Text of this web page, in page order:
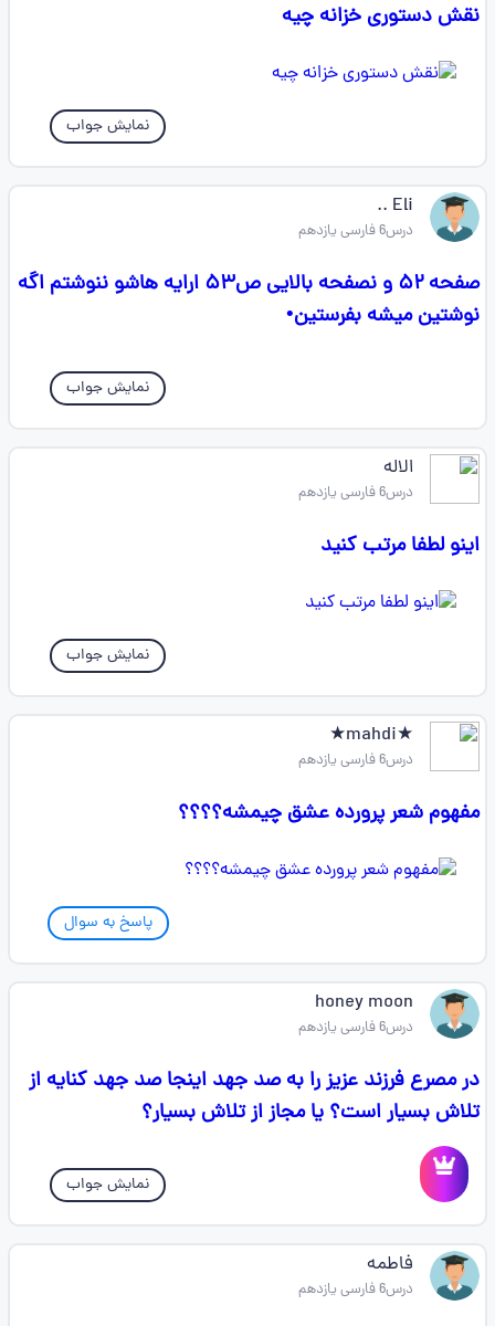
نقش دستوری خزانه چیه
نمایش جواب
Eli ..
درس6 فارسی یازدهم
صفحه ۵۲ و نصفحه بالایی ص۵۳ ارایه هاشو ننوشتم اگه
نوشتین میشه بفرستین•
نمایش جواب
الاله
درس6 فارسی یازدهم
اینو لطفا مرتب کنید
نمایش جواب
★mahdi★
درس6 فارسی یازدهم
مفهوم شعر پرورده عشق چیمشه؟؟؟؟
پاسخ به سوال
honey moon
درس6 فارسی یازدهم
در مصرع فرزند عزیز را به صد جهد اینجا صد جهد کنایه از
تلاش بسیار است؟ یا مجاز از تلاش بسیار؟
نمایش جواب
فاطمه
درس6 فارسی یازدهم